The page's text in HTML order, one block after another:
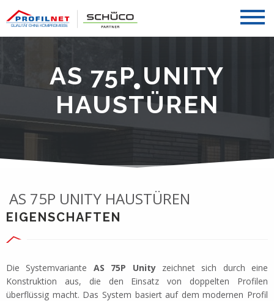
AS 75P UNITY
HAUSTÜREN
AS 75P UNITY HAUSTÜREN
EIGENSCHAFTEN
Die Systemvariante AS 75P Unityzeichnet sich durch eine
Konstruktion aus, die den Einsatz von doppelten Profilen
überflüssig macht. Das System basiert auf dem modernen Profil